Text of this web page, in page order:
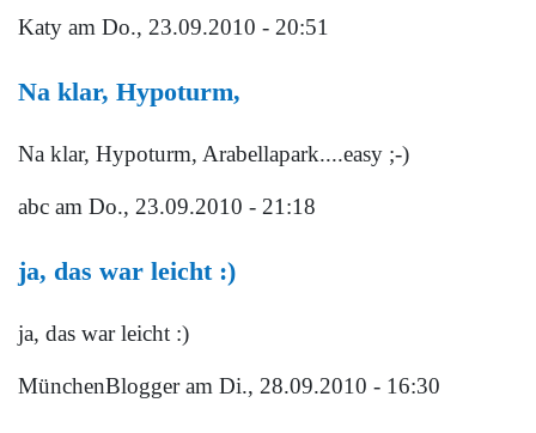
Katy am Do., 23.09.2010 - 20:51
Na klar, Hypoturm,
Na klar, Hypoturm, Arabellapark....easy ;-)
abc am Do., 23.09.2010 - 21:18
ja, das war leicht :)
ja, das war leicht :)
MünchenBloggeram Di., 28.09.2010 - 16:30